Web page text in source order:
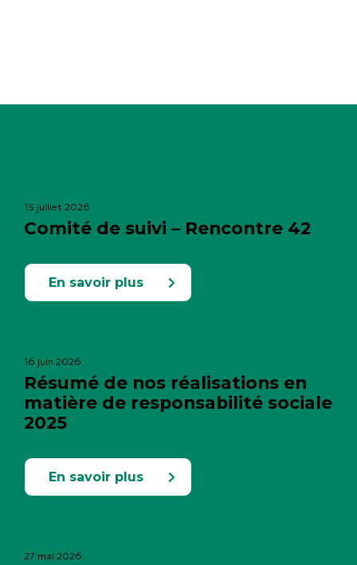
15 juillet 2026
Comité de suivi – Rencontre 42
En savoir plus
16 juin 2026
Résumé de nos réalisations en
matière de responsabilité sociale
2025
En savoir plus
27 mai 2026